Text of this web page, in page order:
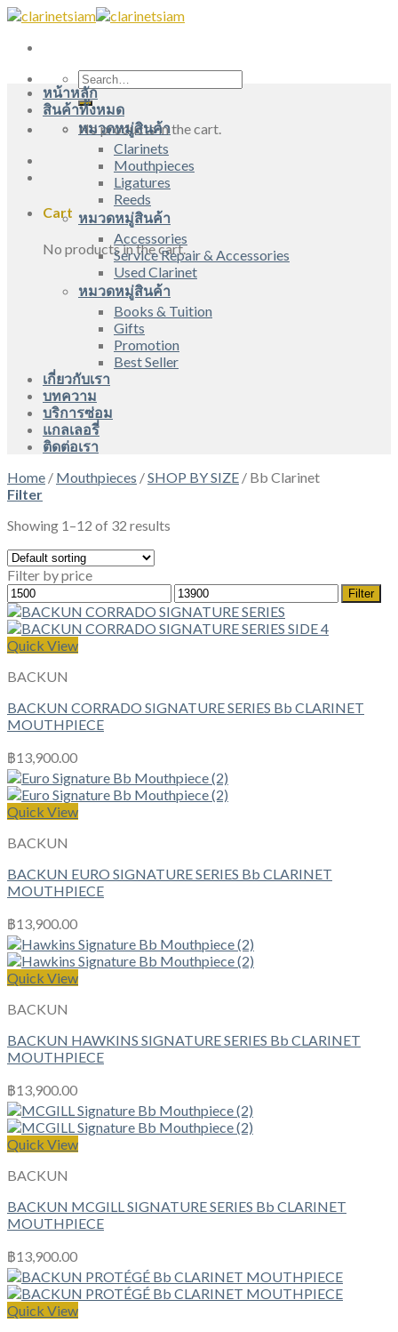
Skip
content
Search
for:
No products in the cart.
Cart
No products in the cart.
หน้าหลัก
สินค้าทั้งหมด
หมวดหมู่สินค้า
Clarinets
Mouthpieces
Ligatures
Reeds
หมวดหมู่สินค้า
Accessories
Service Repair & Accessories
Used Clarinet
หมวดหมู่สินค้า
Books & Tuition
Gifts
Promotion
Best Seller
เกี่ยวกับเรา
บทความ
บริการซ่อม
แกลเลอรี่
ติดต่อเรา
Home / Mouthpieces /SHOP BY SIZE / Bb Clarinet
Filter
Showing 1–12 of 32 results
Filter by price
Min
price
Max
price
Filter
Quick View
BACKUN
BACKUN CORRADO SIGNATURE SERIES Bb CLARINET
MOUTHPIECE
฿13,900.00
Quick View
BACKUN
BACKUN EURO SIGNATURE SERIES Bb CLARINET
MOUTHPIECE
฿13,900.00
Quick View
BACKUN
BACKUN HAWKINS SIGNATURE SERIES Bb CLARINET
MOUTHPIECE
฿13,900.00
Quick View
BACKUN
BACKUN MCGILL SIGNATURE SERIES Bb CLARINET
MOUTHPIECE
฿13,900.00
Quick View